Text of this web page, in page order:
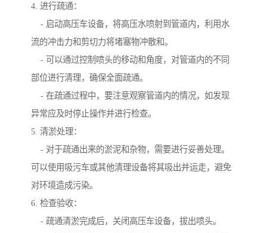
4. 进行疏通：
- 启动高压车设备，将高压水喷射到管道内，利用水
流的冲击力和剪切力将堵塞物冲散和。
- 可以通过控制喷头的移动和角度，对管道内的不同
部位进行清理，确保全面疏通。
- 在疏通过程中，要注意观察管道内的情况，如发现
异常应及时停止操作并进行检查。
5. 清淤处理：
- 对于疏通出来的淤泥和杂物，需要进行妥善处理。
可以使用吸污车或其他清理设备将其吸出并运走，避免
对环境造成污染。
6. 检查验收：
- 疏通清淤完成后，关闭高压车设备，拔出喷头。